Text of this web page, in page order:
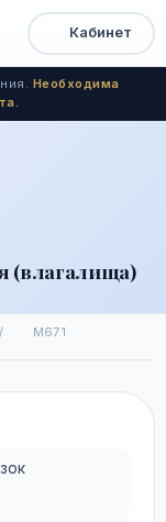
Быстрый
доступ
Кабинет
Необходима
(влагалища)
/ M67.1